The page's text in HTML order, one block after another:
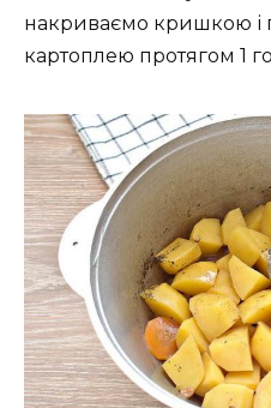
накриваємо кришкою і
картоплею протягом 1